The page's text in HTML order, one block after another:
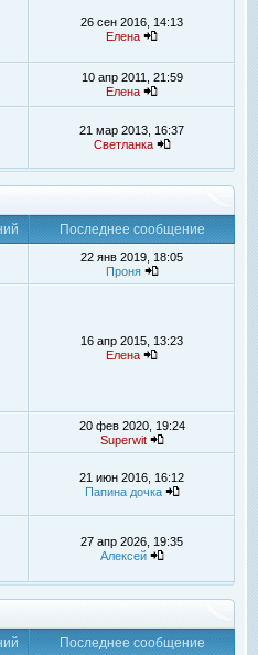
26 сен 2016, 14:13
Елена
10 апр 2011, 21:59
Елена
21 мар 2013, 16:37
Светланка
Последнее сообщение
22 янв 2019, 18:05
Проня
16 апр 2015, 13:23
Елена
20 фев 2020, 19:24
Superwit
21 июн 2016, 16:12
Папина дочка
27 апр 2026, 19:35
Алексей
Последнее сообщение